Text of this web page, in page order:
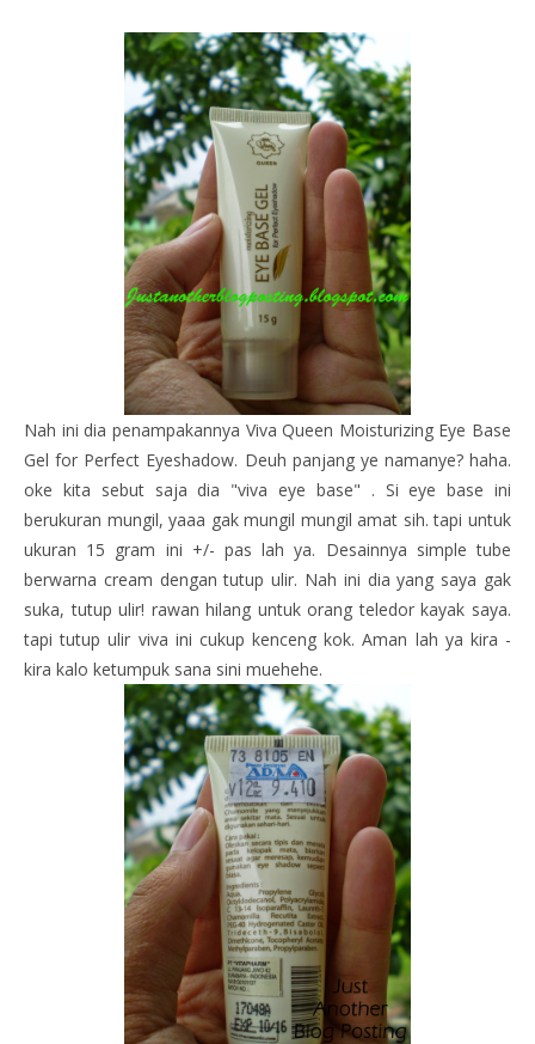
Nah ini dia penampakannya Viva Queen Moisturizing Eye Base
Gel for Perfect Eyeshadow. Deuh panjang ye namanye? haha.
oke kita sebut saja dia "viva eye base" . Si eye base ini
berukuran mungil, yaaa gak mungil mungil amat sih. tapi untuk
ukuran 15 gram ini +/- pas lah ya. Desainnya simple tube
berwarna cream dengan tutup ulir. Nah ini dia yang saya gak
suka, tutup ulir! rawan hilang untuk orang teledor kayak saya.
tapi tutup ulir viva ini cukup kenceng kok. Aman lah ya kira -
kira kalo ketumpuk sana sini muehehe.